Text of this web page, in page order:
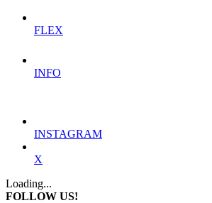
FLEX
INFO
INSTAGRAM
X
Loading...
FOLLOW US!